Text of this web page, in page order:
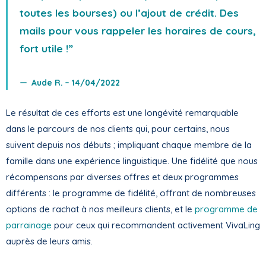
toutes les bourses) ou l’ajout de crédit. Des
mails pour vous rappeler les horaires de cours,
fort utile !”
Aude R. – 14/04/2022
Le résultat de ces efforts est une longévité remarquable
dans le parcours de nos clients qui, pour certains, nous
suivent depuis nos débuts ; impliquant chaque membre de la
famille dans une expérience linguistique. Une fidélité que nous
récompensons par diverses offres et deux programmes
différents : le programme de fidélité, offrant de nombreuses
options de rachat à nos meilleurs clients, et le programme de
parrainage pour ceux qui recommandent activement VivaLing
auprès de leurs amis.